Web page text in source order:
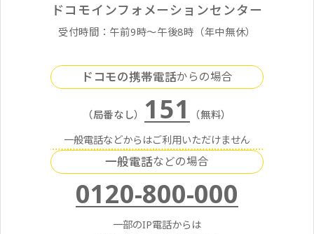
ドコモインフォメーションセンター
受付時間：午前9時〜午後8時（年中無休）
ドコモの携帯電話からの場合
（局番なし） 151
（無料）
一般電話などからはご利用いただけません
一般電話などの場合
0120-800-000
一部のIP電話からは